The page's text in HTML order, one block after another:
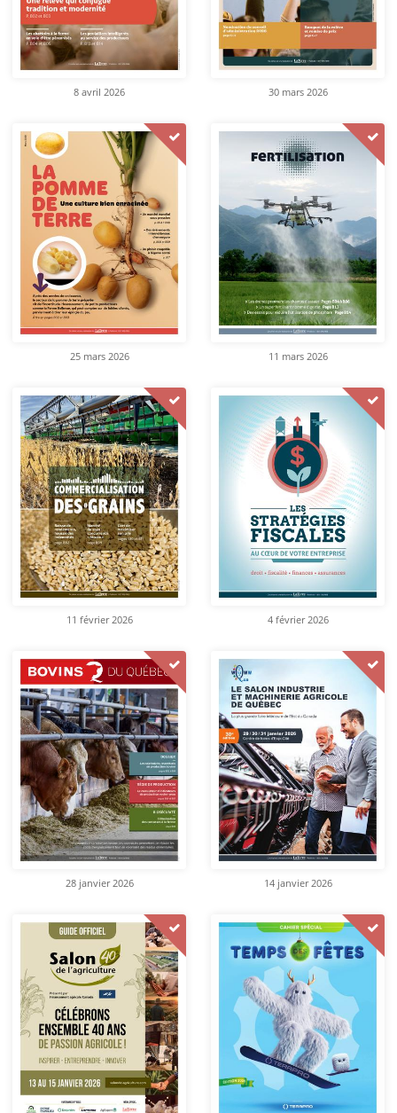
8 avril 2026 30 mars 2026
25 mars 2026 11 mars 2026
11 février 2026 4 février 2026
28 janvier 2026 14 janvier 2026